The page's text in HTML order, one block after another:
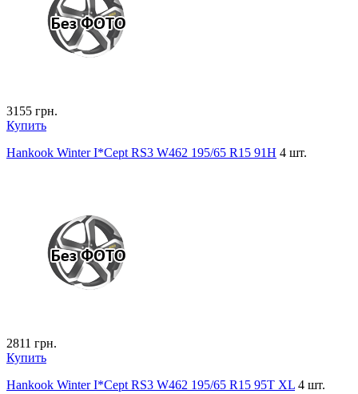
3155 грн.
Купить
Hankook Winter I*Cept RS3 W462 195/65 R15 91H 4 шт.
2811 грн.
Купить
Hankook Winter I*Cept RS3 W462 195/65 R15 95T XL 4 шт.